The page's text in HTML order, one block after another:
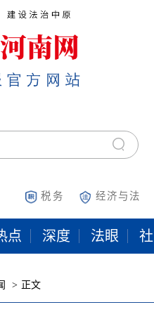
税务 经济与法
点 深度 法眼
正文